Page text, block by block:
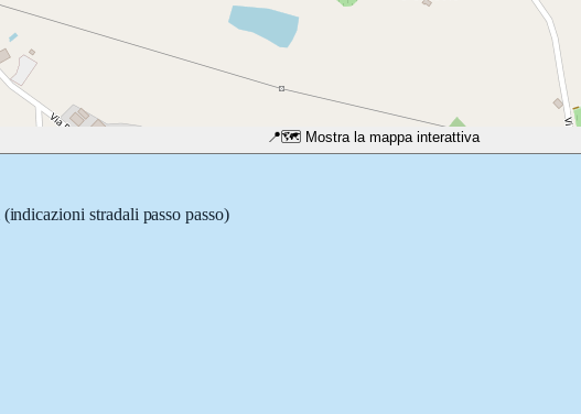
📍🗺️ Mostra la mappa interattiva
(indicazioni stradali passo passo)